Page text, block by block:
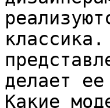
делает
Какие